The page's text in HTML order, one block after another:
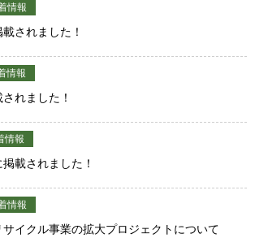
情報
されました！
情報
れました！
情報
載されました！
情報
イクル事業の拡大プロジェクトについて